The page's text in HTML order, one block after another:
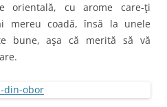
orientală, cu arome care-ţi
mereu coadă, însă la unele
bune, aşa că merită să vă